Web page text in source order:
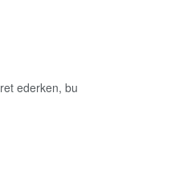
ederken, bu